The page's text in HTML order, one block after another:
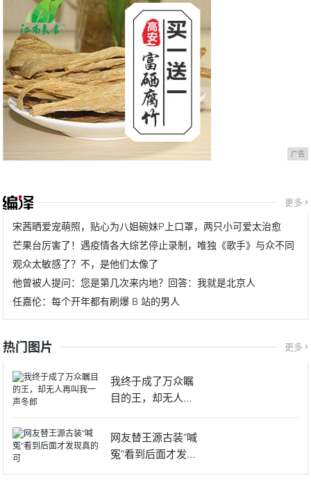
广告
更多
宋茜晒爱宠萌照，贴心为八姐碗妹P上口罩，两只小可爱太治愈
芒果台厉害了！遇疫情各大综艺停止录制，唯独《歌手》与众不同
观众太敏感了？不，是他们太像了
他曾被人提问：您是第几次来内地？回答：我就是北京人
任嘉伦：每个开年都有刷爆 B 站的男人
热门图片 更多
我终于成了万众瞩
目的王，却无人再
网友替王源古装“喊
冤”看到后面才发现
真的